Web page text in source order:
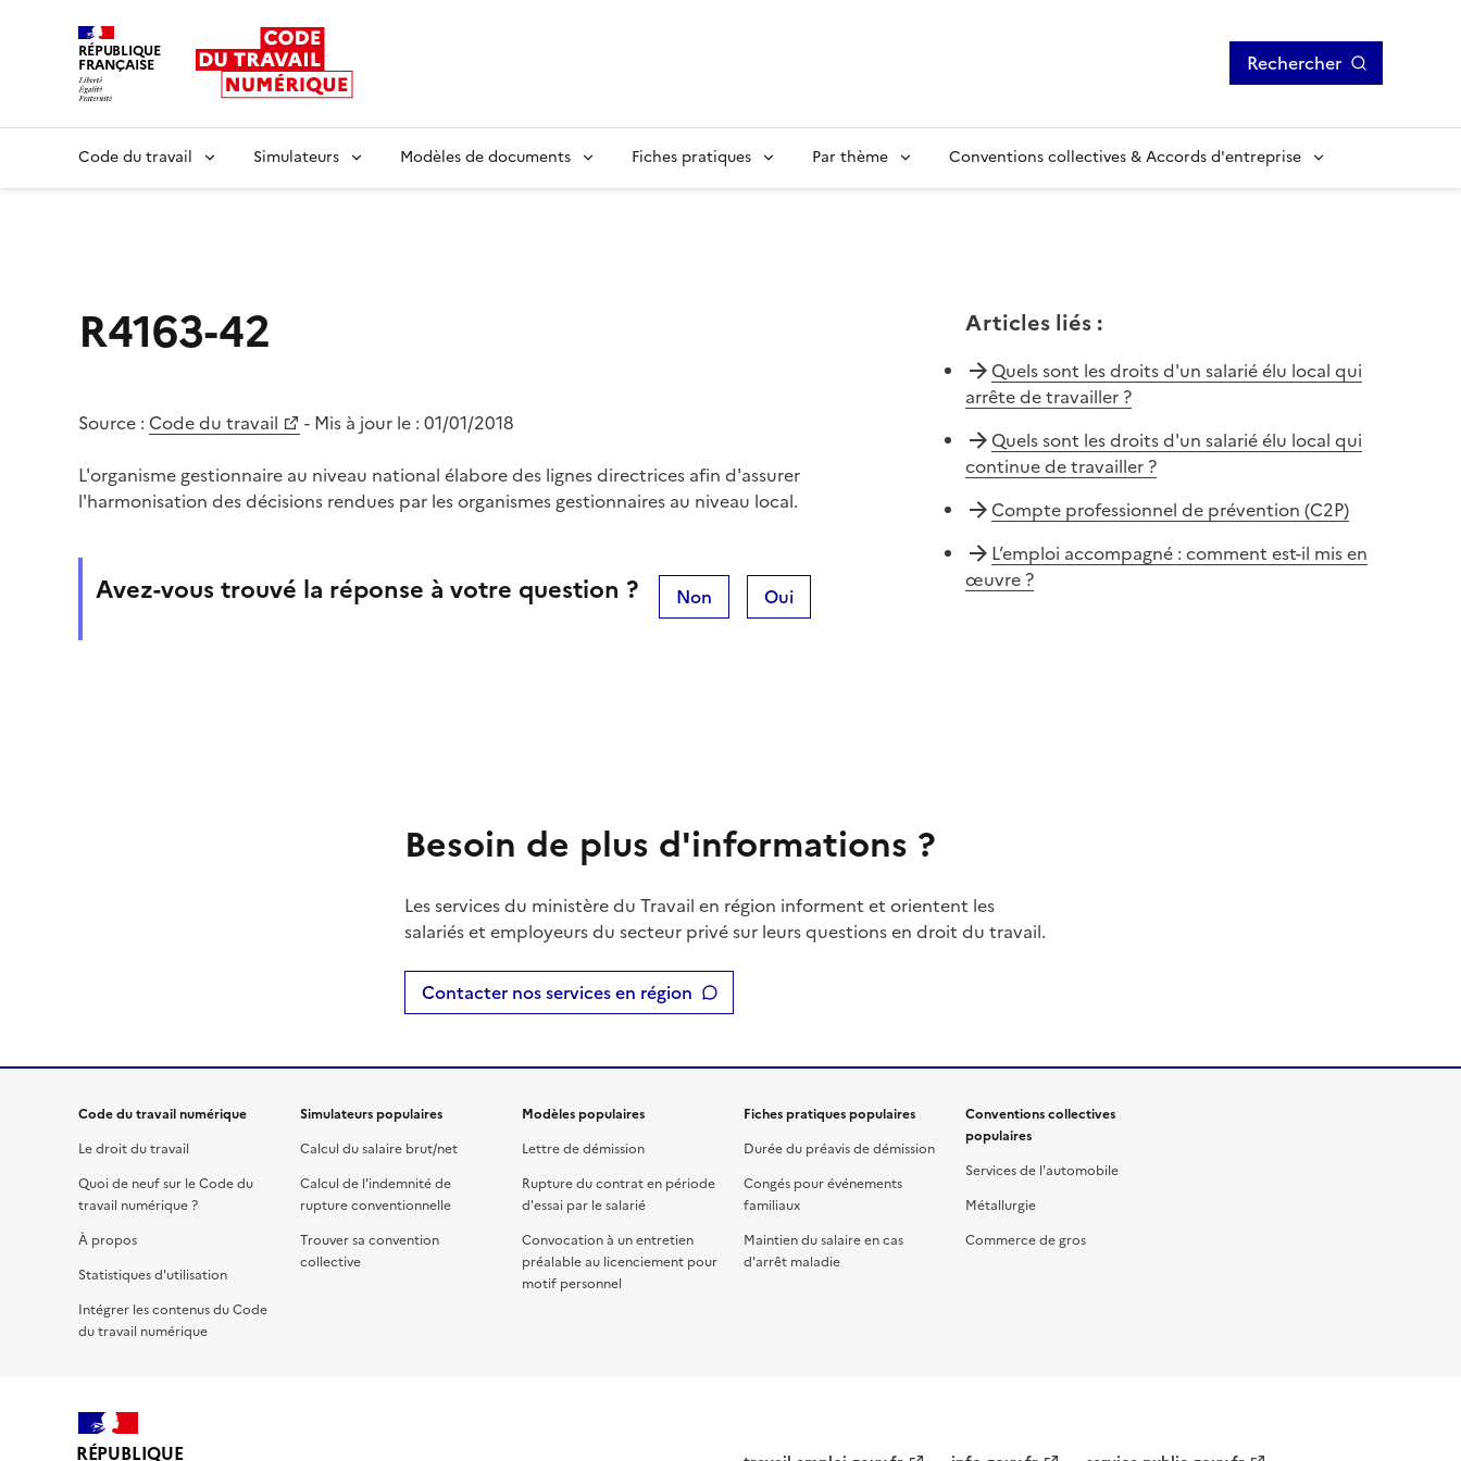
RÉPUBLIQUE
FRANÇAISE Rechercher
Code du travail Simulateurs Modèles de documents Fiches pratiques Par thème Conventions collectives & Accords d'entreprise
R4163-42
Source : Code du travail - Mis à jour le : 01/01/2018
L'organisme gestionnaire au niveau national élabore des lignes directrices afin d'assurer
l'harmonisation des décisions rendues par les organismes gestionnaires au niveau local.
Avez-vous trouvé la réponse à votre question ? Non Oui
Articles liés:
Quels sont les droits d'un salarié élu local qui
arrête de travailler ?
Quels sont les droits d'un salarié élu local qui
continue de travailler ?
Compte professionnel de prévention (C2P)
L’emploi accompagné : comment est-il mis en
œuvre ?
Besoin de plus d'informations ?
Les services du ministère du Travail en région informent et orientent les
salariés et employeurs du secteur privé sur leurs questions en droit du travail.
Contacter nos services en région
Code du travail numérique
Le droit du travail
Quoi de neuf sur le Code du
travail numérique ?
À propos
Statistiques d'utilisation
Intégrer les contenus du Code
du travail numérique
Simulateurs populaires
Calcul du salaire brut/net
Calcul de l'indemnité de
rupture conventionnelle
Trouver sa convention
collective
Modèles populaires
Lettre de démission
Rupture du contrat en période
d'essai par le salarié
Convocation à un entretien
préalable au licenciement pour
motif personnel
Fiches pratiques populaires
Durée du préavis de démission
Congés pour événements
familiaux
Maintien du salaire en cas
d'arrêt maladie
Conventions collectives
populaires
Services de l'automobile
Métallurgie
Commerce de gros
RÉPUBLIQUE